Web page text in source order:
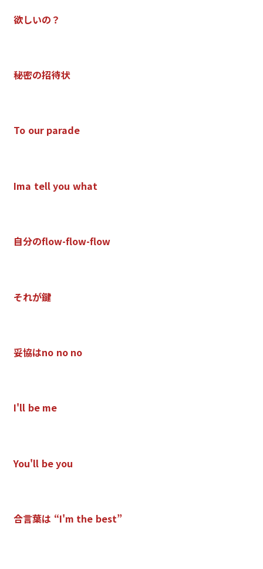
欲しいの ？
秘密の招待状
To our parade
Ima tellyou what
自分のfow-fow-fow
それが鍵
妥協はno no no
I'll be me
You'll beyou
合言葉は “I'm the best”